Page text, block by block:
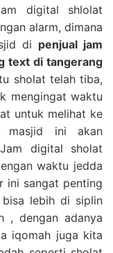
digital shlolat
alarm, dimana
di penjual jam
text di tangerang
sholat telah tiba,
mengingat waktu
untuk melihat ke
ini akan
digital sholat
waktu jedda
ini sangat penting
lebih di siplin
, dengan adanya
iqomah juga kita